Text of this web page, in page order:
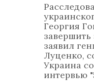
Георгия
заявил
Луценко,
Украина
интервью